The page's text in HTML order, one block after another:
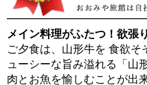
メイン料理がふたつ！欲張
ご夕食は、山形牛を 食欲
ューシーな旨み溢れる「山
肉とお魚を愉しむことが出